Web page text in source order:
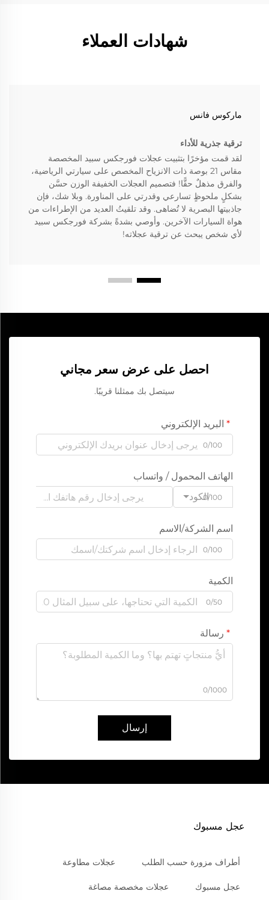
شهادات العملاء
ماركوس فانس
ترقية جذرية للأداء
لقد قمت مؤخرًا بتثبيت عجلات فورجكس سبيد المخصصة
مقاس 21 بوصة ذات الانزياح المخصص على سيارتي الرياضية،
والفرق مذهلٌ حقًّا! فتصميم العجلات الخفيفة الوزن حسَّن
بشكلٍ ملحوظٍ تسارعي وقدرتي على المناورة. وبلا شك، فإن
جاذبيتها البصرية لا تُضاهى. وقد تلقيتُ العديد من الإطراءات من
هواة السيارات الآخرين. وأوصي بشدةً بشركة فورجكس سبيد
لأي شخص يبحث عن ترقية عجلاته!
احصل على عرض سعر مجاني
سيتصل بك ممثلنا قريبًا.
البريد الإلكتروني
0/100
الهاتف المحمول / واتساب
الكود0/100
اسم الشركة/الاسم
0/100
الكمية
0/50
رسالة
0/1000
إرسال
عجل مسبوك
أطراف مزورة حسب الطلب عجلات مطاوعة
عجل مسبوك عجلات مخصصة مصاغة